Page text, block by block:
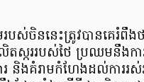
របស់ចិននេះត្រូវបានគេរំពឹងថ
តស្កររបស់ថៃ ប្រឈមនឹងកា
រ និងគំរាមកំហែងដល់ការរ